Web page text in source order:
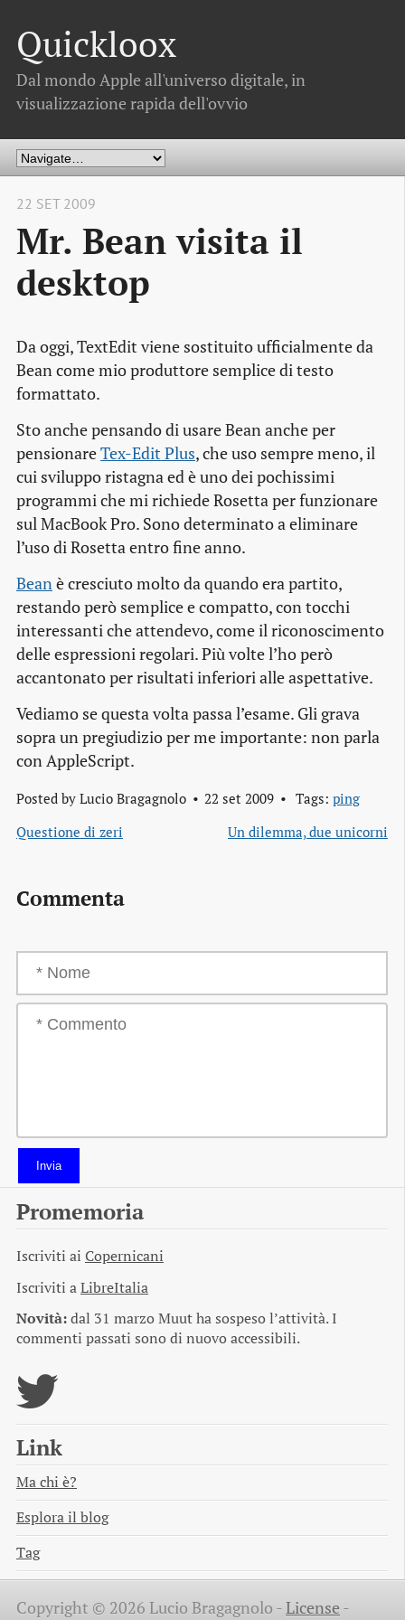
Quickloox
Dal mondo Apple all'universo digitale, in
visualizzazione rapida dell'ovvio
22 SET 2009
Mr. Bean visita il
desktop
Da oggi, TextEdit viene sostituito ufficialmente da
Bean come mio produttore semplice di testo
formattato.
Sto anche pensando di usare Bean anche per
pensionareTex-Edit Plus, che uso sempre meno, il
cui sviluppo ristagna ed è uno dei pochissimi
programmi che mi richiede Rosetta per funzionare
sul MacBook Pro. Sono determinato a eliminare
l’uso di Rosetta entro fine anno.
Beanè cresciuto molto da quando era partito,
restando però semplice e compatto, con tocchi
interessanti che attendevo, come il riconoscimento
delle espressioni regolari. Più volte l’ho però
accantonato per risultati inferiori alle aspettative.
Vediamo se questa volta passa l’esame. Gli grava
sopra un pregiudizio per me importante: non parla
con AppleScript.
Posted by Lucio Bragagnolo 22 set 2009 Tags: ping
Questione di zeri
Un dilemma, due unicorni
Commenta
Invia
Promemoria
Iscriviti ai Copernicani
Iscriviti aLibreItalia
Novità:dal 31 marzo Muut ha sospeso l’attività. I
commenti passati sono di nuovo accessibili.
Link
Ma chi è?
Esplora il blog
Tag
Copyright © 2026 Lucio Bragagnolo -License -